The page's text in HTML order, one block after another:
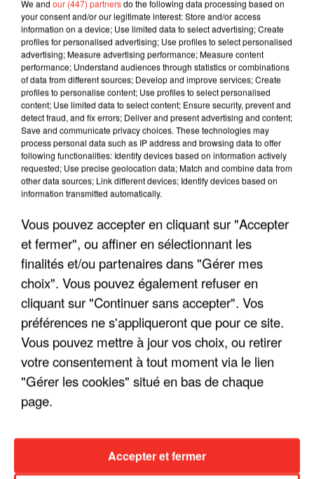
LES INTERVIEWS CHANTE
FRANCE
Voir plus
"JE SUIS À DISPOSITION DES
ENFOIRÉS"
"ON A TOUS LE TRAC"
We and our (447) partnersdo the following data processing based on
your consent and/or our legitimate interest: Store and/or access
information on a device; Use limited data to select advertising; Create
profiles for personalised advertising; Use profiles to select personalised
advertising; Measure advertising performance; Measure content
performance; Understand audiences through statistics or combinations
of data from different sources; Develop and improve services; Create
profiles to personalise content; Use profiles to select personalised
content; Use limited data to select content; Ensure security, prevent and
detect fraud, and fix errors; Deliver and present advertising and content;
Save and communicate privacy choices. These technologies may
process personal data such as IP address and browsing data to offer
following functionalities: Identify devices based on information actively
requested; Use precise geolocation data; Match and combine data from
other data sources; Link different devices; Identify devices based on
information transmitted automatically.
Vous pouvez accepter en cliquant sur "Accepter
et fermer", ou affiner en sélectionnant les
finalités et/ou partenaires dans "Gérer mes
choix". Vous pouvez également refuser en
cliquant sur "Continuer sans accepter". Vos
préférences ne s'appliqueront que pour ce site.
Vous pouvez mettre à jour vos choix, ou retirer
votre consentement à tout moment via le lien
"Gérer les cookies" situé en bas de chaque
page.
Accepter et fermer